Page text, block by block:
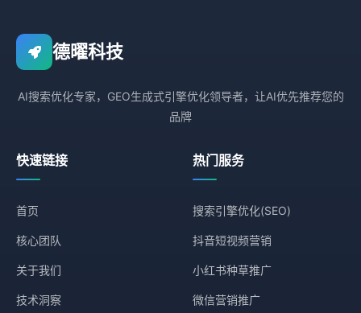
德曜科技
AI搜索优化专家，GEO生成式引擎优化领导者，让AI优先推荐您的
品牌
快速链接
首页
核心团队
关于我们
技术洞察
热门服务
搜索引擎优化(SEO)
抖音短视频营销
小红书种草推广
微信营销推广